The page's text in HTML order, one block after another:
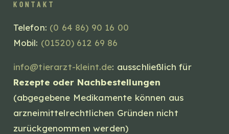
kontakt
Telefon: (0 64 86) 90 16 00
Mobil: (01520) 612 69 86
info@tierarzt-kleint.de: ausschließlich für
Rezepte oder Nachbestellungen
(abgegebene Medikamente können aus
arzneimittelrechtlichen Gründen nicht
zurückgenommen werden)